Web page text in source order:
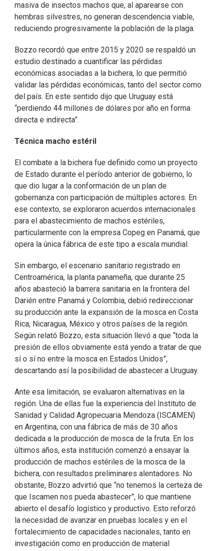
masiva de insectos machos que, al aparearse con
hembras silvestres, no generan descendencia viable,
reduciendo progresivamente la población de la plaga.
Bozzo recordó que entre 2015 y 2020 se respaldó un
estudio destinado a cuantificar las pérdidas
económicas asociadas a la bichera, lo que permitió
validar las pérdidas económicas, tanto del sector como
del país. En este sentido dijo que Uruguay está
“perdiendo 44 millones de dólares por año en forma
directa e indirecta”.
Técnica macho estéril
El combate a la bichera fue definido como un proyecto
de Estado durante el período anterior de gobierno, lo
que dio lugar a la conformación de un plan de
gobernanza con participación de múltiples actores. En
ese contexto, se exploraron acuerdos internacionales
para el abastecimiento de machos estériles,
particularmente con la empresa Copeg en Panamá, que
opera la única fábrica de este tipo a escala mundial.
Sin embargo, el escenario sanitario registrado en
Centroamérica, la planta panameña, que durante 25
años abasteció la barrera sanitaria en la frontera del
Darién entre Panamá y Colombia, debió redireccionar
su producción ante la expansión de la mosca en Costa
Rica, Nicaragua, México y otros países de la región.
Según relató Bozzo, esta situación llevó a que “toda la
presión de ellos obviamente está yendo a tratar de que
sí o sí no entre la mosca en Estados Unidos”,
descartando así la posibilidad de abastecer a Uruguay.
Ante esa limitación, se evaluaron alternativas en la
región. Una de ellas fue la experiencia del Instituto de
Sanidad y Calidad Agropecuaria Mendoza (ISCAMEN)
en Argentina, con una fábrica de más de 30 años
dedicada a la producción de mosca de la fruta. En los
últimos años, esta institución comenzó a ensayar la
producción de machos estériles de la mosca de la
bichera, con resultados preliminares alentadores. No
obstante, Bozzo advirtió que “no tenemos la certeza de
que Iscamen nos pueda abastecer”, lo que mantiene
abierto el desafío logístico y productivo. Esto reforzó
la necesidad de avanzar en pruebas locales y en el
fortalecimiento de capacidades nacionales, tanto en
investigación como en producción de material